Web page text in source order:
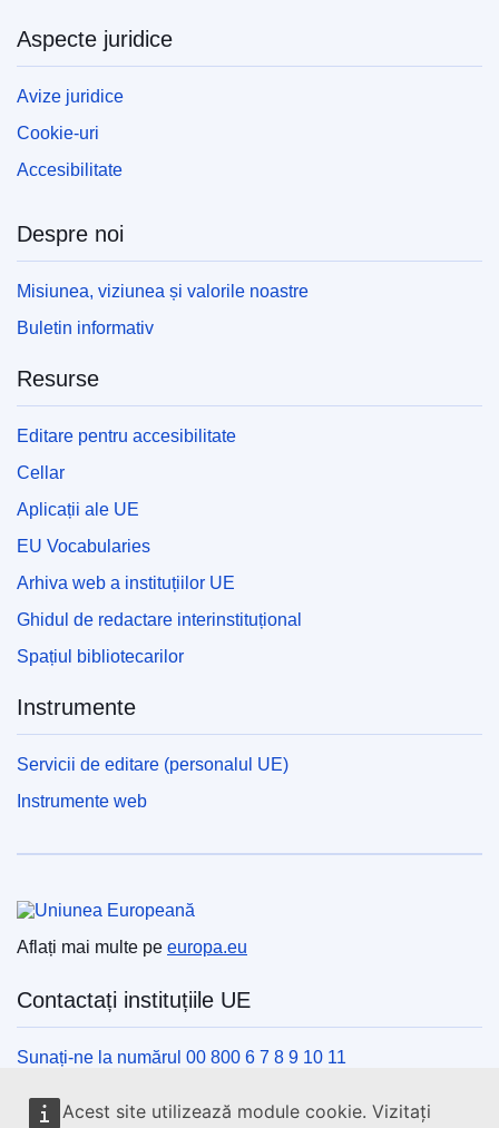
Acest site utilizează module cookie. Vizitați
Aspecte juridice
Avize juridice
Cookie-uri
Accesibilitate
Despre noi
Misiunea, viziunea și valorile noastre
Buletin informativ
Resurse
Editare pentru accesibilitate
Cellar
Aplicații ale UE
EU Vocabularies
Arhiva web a instituțiilor UE
Ghidul de redactare interinstituțional
Spațiul bibliotecarilor
Instrumente
Servicii de editare (personalul UE)
Instrumente web
Aflați mai multe pe europa.eu
Contactați instituțiile UE
Sunați-ne la numărul 00 800 6 7 8 9 10 11
Utilizați alte opțiuni telefonice